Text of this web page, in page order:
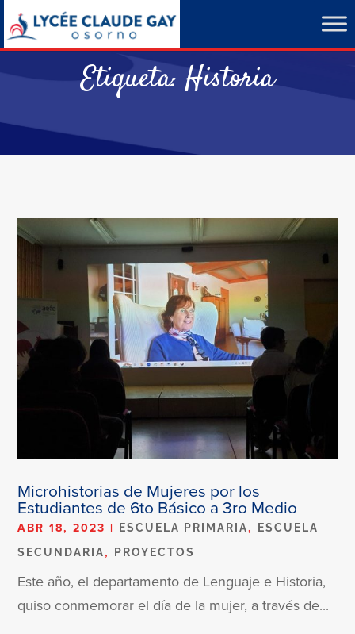
Etiqueta:Historia
Microhistorias de Mujeres por los
Estudiantes de 6to Básico a 3ro Medio
ABR 18, 2023 | ESCUELA PRIMARIA,
ESCUELA
SECUNDARIA, PROYECTOS
Este año, el departamento de Lenguaje e Historia,
quiso conmemorar el día de la mujer, a través de...